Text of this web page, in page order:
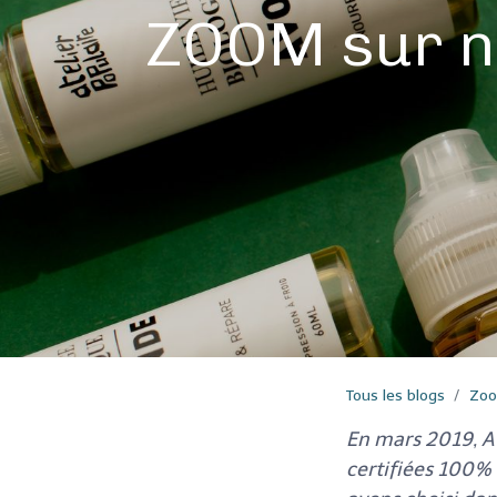
ZOOM sur
Tous les blogs
En mars 2019,
certifiées 100%